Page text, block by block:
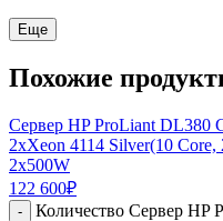
Еще
Похожие
Сервер HP ProLiant DL380
2xXeon 4114 Silver(10
2x500W
122 600₽
-
Количество Сервер HP